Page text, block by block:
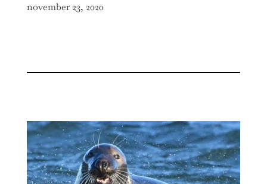
november 23, 2020